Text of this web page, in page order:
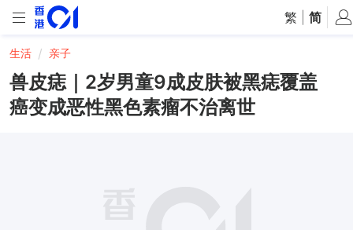
繁 简
生活 亲子
兽皮痣｜2岁男童9成皮肤被黑痣覆盖
癌变成恶性黑色素瘤不治离世